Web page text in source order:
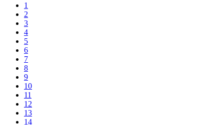
1
2
3
4
5
6
7
8
9
10
11
12
13
14